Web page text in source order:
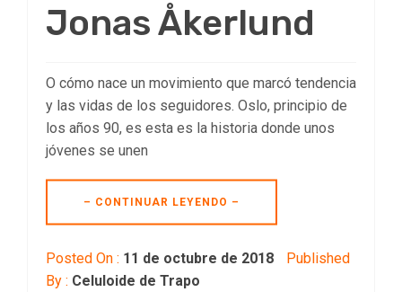
Jonas Åkerlund
O cómo nace un movimiento que marcó tendencia
y las vidas de los seguidores. Oslo, principio de
los años 90, es esta es la historia donde unos
jóvenes se unen
– CONTINUAR LEYENDO –
Posted On : 11 de octubre de 2018
Published
By : Celuloide de Trapo